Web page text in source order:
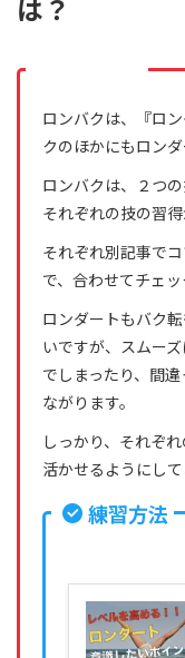
は？
ロンバクは、『ロ
クのほかにもロン
ロンバクは、２つ
それぞれの技の習得
それぞれ別記事で
で、合わせてチェッ
ロンダートもバク
いですが、スムー
でしまったり、間
ながります。
しっかり、それぞ
活かせるようにして
練習方法